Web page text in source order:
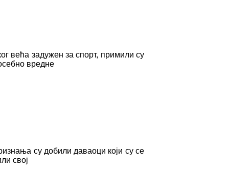
већа задужен за спорт, примили су
вредне
су добили даваоци који су се
свој